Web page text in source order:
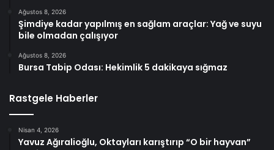
Ağustos 8, 2026
Şimdiye kadar yapılmış en sağlam araçlar: Yağ ve suyu
bile olmadan çalışıyor
Ağustos 8, 2026
Bursa Tabip Odası: Hekimlik 5 dakikaya sığmaz
Rastgele Haberler
Nisan 4, 2026
Yavuz Ağıralioğlu, Oktayları karıştırıp “O bir hayvan”